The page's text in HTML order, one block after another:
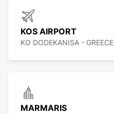
KOS AIRPORT
KO DODEKANISA - GREECE
MARMARIS